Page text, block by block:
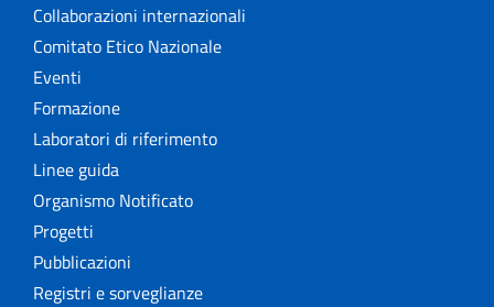
Collaborazioni internazionali
Comitato Etico Nazionale
Eventi
Formazione
Laboratori di riferimento
Linee guida
Organismo Notificato
Progetti
Pubblicazioni
Registri e sorveglianze